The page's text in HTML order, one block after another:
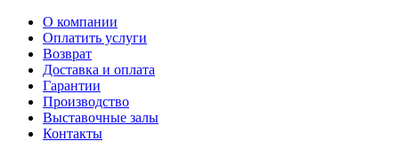
О компании
Оплатить услуги
Возврат
Доставка и оплата
Гарантии
Производство
Выставочные залы
Контакты